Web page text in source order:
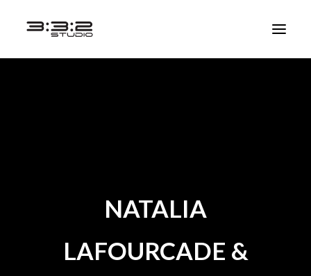
NATALIA
LAFOURCADE &